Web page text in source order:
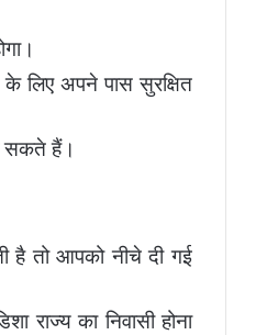
लिए अपने पास सुरक्षित
सकते हैं।
तो आपको नीचे दी गई
राज्य का निवासी होना